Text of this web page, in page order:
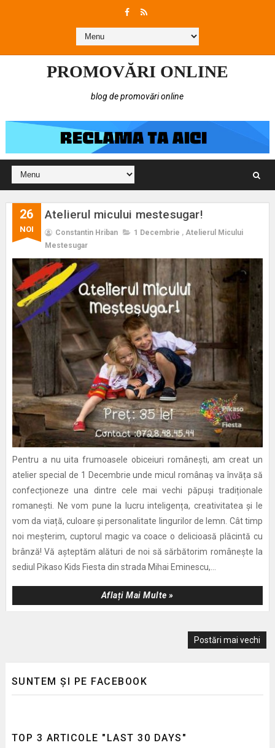
PROMOVĂRI ONLINE
blog de promovări online
26
NOI
Atelierul micului mestesugar!
Constantin Hriban 1 Decembrie , Atelierul Micului
Mestesugar
Pentru a nu uita frumoasele obiceiuri românești, am creat un
atelier special de 1 Decembrie unde micul românaș va învăța să
confecționeze una dintre cele mai vechi păpuși tradiționale
romanești. Ne vom pune la lucru inteligența, creativitatea și le
vom da viață, culoare și personalitate lingurilor de lemn. Cât timp
noi meșterim, cuptorul magic va coace o delicioasă plăcintă cu
brânză! Vă așteptăm alături de noi să sărbătorim românește la
sediul Pikaso Kids Fiesta din strada Mihai Eminescu,...
Aflați Mai Multe »
Postări mai vechi
SUNTEM ȘI PE FACEBOOK
TOP 3 ARTICOLE "LAST 30 DAYS"